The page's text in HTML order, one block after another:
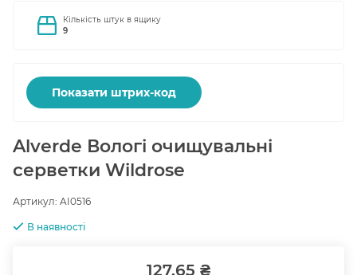
Кількість штук в ящику
9
Показати штрих-код
Alverde Вологі очищувальні
серветки Wildrose
Артикул: AI0516
В наявності
127.65 ₴